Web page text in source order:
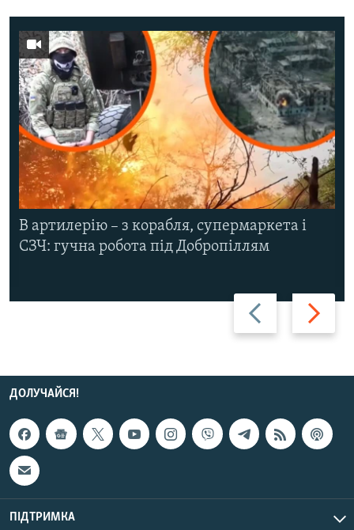
Назад Вперед
В артилерію – з корабля, супермаркета і
СЗЧ: гучна робота під Добропіллям
ДОЛУЧАЙСЯ!
ПІДТРИМКА